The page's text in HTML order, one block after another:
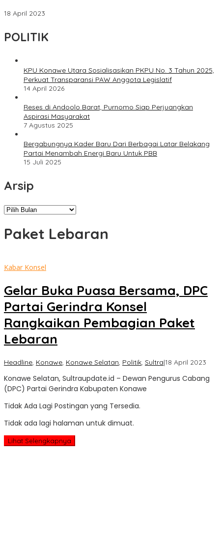
18 April 2023
POLITIK
KPU Konawe Utara Sosialisasikan PKPU No. 3 Tahun 2025,
Perkuat Transparansi PAW Anggota Legislatif
14 April 2026
Reses di Andoolo Barat, Purnomo Siap Perjuangkan
Aspirasi Masyarakat
7 Agustus 2025
Bergabungnya Kader Baru Dari Berbagai Latar Belakang
Partai Menambah Energi Baru Untuk PBB
15 Juli 2025
Arsip
Arsip
Paket Lebaran
Kabar Konsel
Gelar Buka Puasa Bersama, DPC
Partai Gerindra Konsel
Rangkaikan Pembagian Paket
Lebaran
Headline, Konawe, Konawe Selatan, Politik, Sultra|18 April 2023
Konawe Selatan, Sultraupdate.id – Dewan Pengurus Cabang
(DPC) Partai Gerindra Kabupaten Konawe
Tidak Ada Lagi Postingan yang Tersedia.
Tidak ada lagi halaman untuk dimuat.
Lihat Selengkapnya